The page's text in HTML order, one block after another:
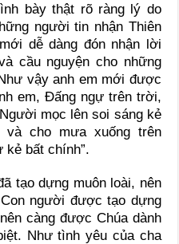
bày thật rõ ràng lý do
người tin nhận Thiên
dễ dàng đón nhận lời
cầu nguyện cho những
vậy anh em mới được
em, Đấng ngự trên trời,
mọc lên soi sáng kẻ
cho mưa xuống trên
kẻ bất chính”.
tạo dựng muôn loài, nên
người được tạo dựng
càng được Chúa dành
Như tình yêu của cha